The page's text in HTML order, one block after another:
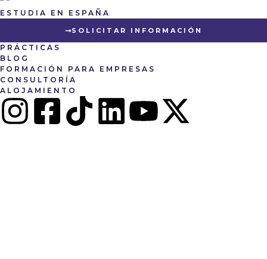
ESTUDIA EN ESPAÑA
SOLICITAR INFORMACIÓN
PRÁCTICAS
BLOG
FORMACIÓN PARA EMPRESAS
CONSULTORÍA
ALOJAMIENTO